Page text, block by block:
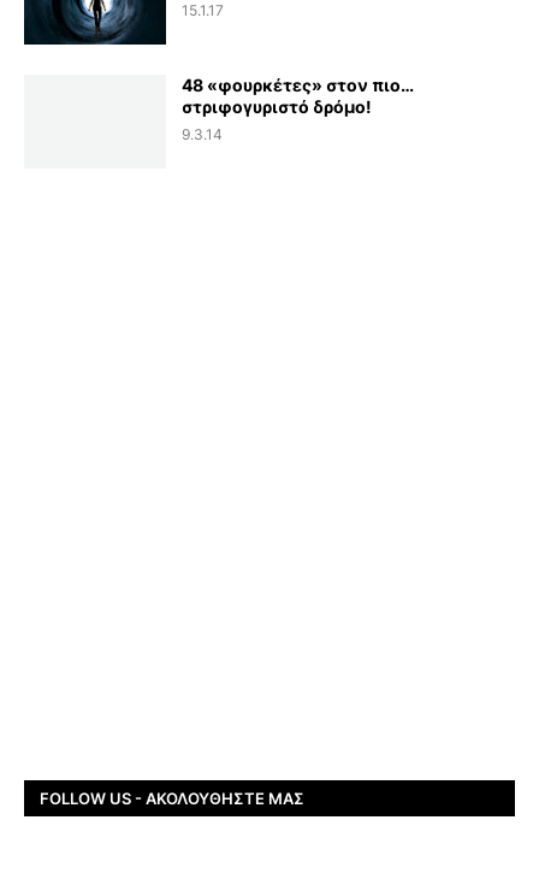
15.1.17
48 «φουρκέτες» στον πιο…
στριφογυριστό δρόμο!
9.3.14
FOLLOW US - ΑΚΟΛΟΥΘΉΣΤΕ ΜΑΣ